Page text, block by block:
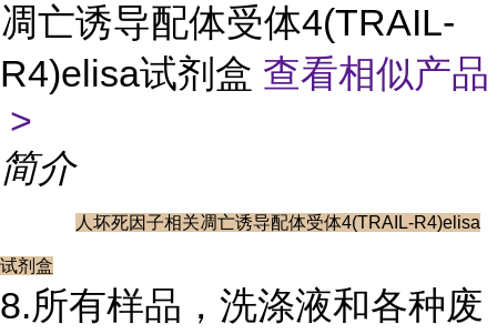
凋亡诱导配体受体4(TRAIL-
R4)elisa试剂盒 查看相似产品
>
简介
人坏死因子相关凋亡诱导配体受体4(TRAIL-R4)elisa
试剂盒
8.所有样品，洗涤液和各种废